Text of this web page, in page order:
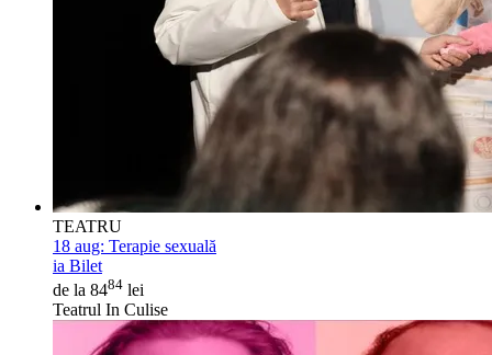
TEATRU
18 aug: Terapie sexuală
ia Bilet
de la 8484 lei
Teatrul In Culise